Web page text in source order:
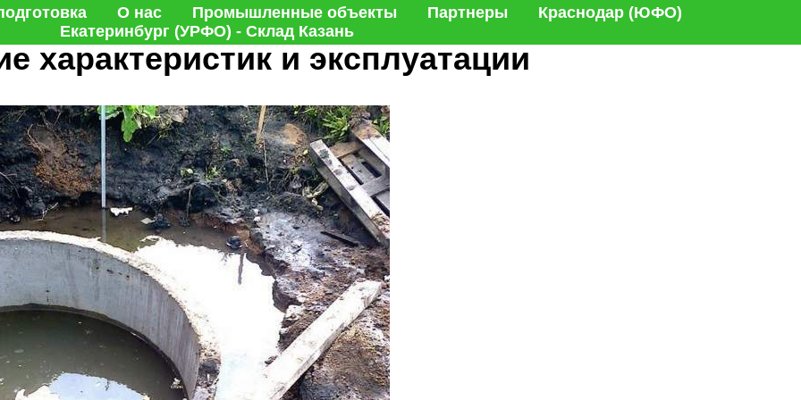
О нас Промышленные объекты Партнеры
Краснодар (ЮФО)
Екатеринбург (УРФО) - Склад Казань
септик vs Евробион:
характеристик и эксплуатации